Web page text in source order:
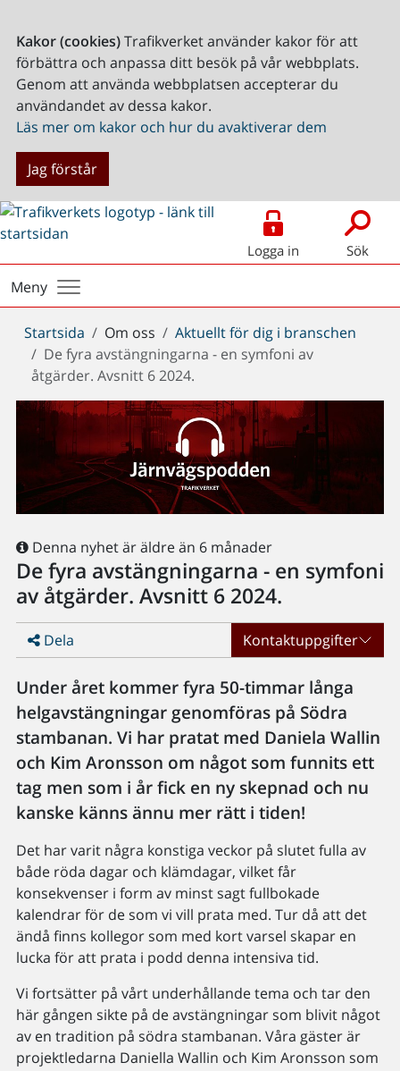
Kakor (cookies)Trafikverket använder kakor för att
förbättra och anpassa ditt besök på vår webbplats.
Genom att använda webbplatsen accepterar du
användandet av dessa kakor.
Läs mer om kakor och hur du avaktiverar dem
Jag förstår
Logga in Sök
Meny
Du
är
här:
Startsida Om oss
Aktuellt för dig i branschen
De fyra avstängningarna - en symfoni av
åtgärder. Avsnitt 6 2024.
Denna nyhet är äldre än 6 månader
De fyra avstängningarna - en symfoni
av åtgärder. Avsnitt 6 2024.
Dela Kontaktuppgifter
Under året kommer fyra 50-timmar långa
helgavstängningar genomföras på Södra
stambanan. Vi har pratat med Daniela Wallin
och Kim Aronsson om något som funnits ett
tag men som i år fick en ny skepnad och nu
kanske känns ännu mer rätt i tiden!
Det har varit några konstiga veckor på slutet fulla av
både röda dagar och klämdagar, vilket får
konsekvenser i form av minst sagt fullbokade
kalendrar för de som vi vill prata med. Tur då att det
ändå finns kollegor som med kort varsel skapar en
lucka för att prata i podd denna intensiva tid.
Vi fortsätter på vårt underhållande tema och tar den
här gången sikte på de avstängningar som blivit något
av en tradition på södra stambanan. Våra gäster är
projektledarna Daniella Wallin och Kim Aronsson som